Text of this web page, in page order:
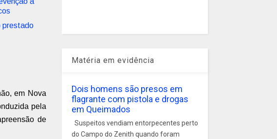
prestado
em Nova
pela
de
Matéria em evidência
Dois homens são presos em
flagrante com pistola e drogas
em Queimados
Suspeitos vendiam entorpecentes perto
do Campo do Zenith quando foram